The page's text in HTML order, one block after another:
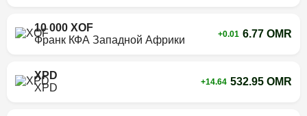
10 000 XOF
Франк КФА Западной Африки
+0.01 6.77 OMR
XPD
XPD
+14.64 532.95 OMR